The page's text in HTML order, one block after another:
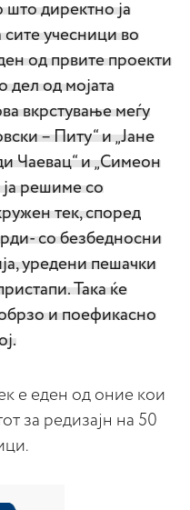
што директно ја
сите учесници во
од првите проекти
дел од мојата
вкрстување меѓу
– Питу“ и „Јане
Чаевац“ и „Симеон
ја решиме со
тек, според
со безбедносни
уредени пешачки
Така ќе
и поефикасно
е еден од оние кои
за редизајн на 50